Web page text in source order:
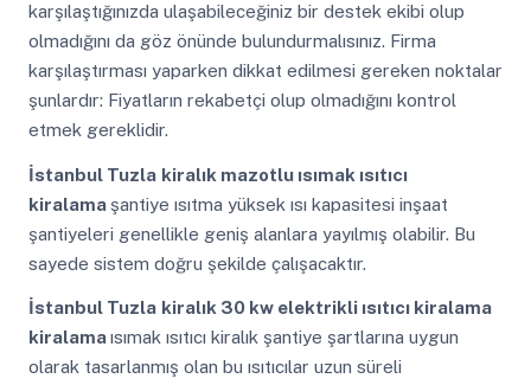
karşılaştığınızda ulaşabileceğiniz bir destek ekibi olup
olmadığını da göz önünde bulundurmalısınız. Firma
karşılaştırması yaparken dikkat edilmesi gereken noktalar
şunlardır: Fiyatların rekabetçi olup olmadığını kontrol
etmek gereklidir.
İstanbul Tuzla kiralık mazotlu ısımak ısıtıcı
kiralama şantiye ısıtma yüksek ısı kapasitesi inşaat
şantiyeleri genellikle geniş alanlara yayılmış olabilir. Bu
sayede sistem doğru şekilde çalışacaktır.
İstanbul Tuzla kiralık 30 kw elektrikli ısıtıcı kiralama
kiralamaısımak ısıtıcı kiralık şantiye şartlarına uygun
olarak tasarlanmış olan bu ısıtıcılar uzun süreli